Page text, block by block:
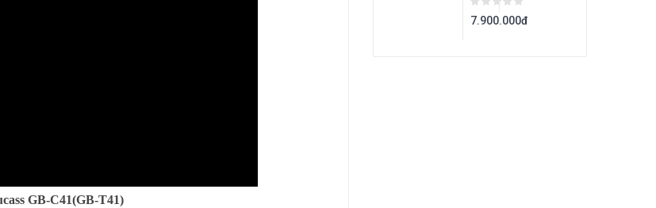
GB-C41(GB-T41)
7.900.000đ